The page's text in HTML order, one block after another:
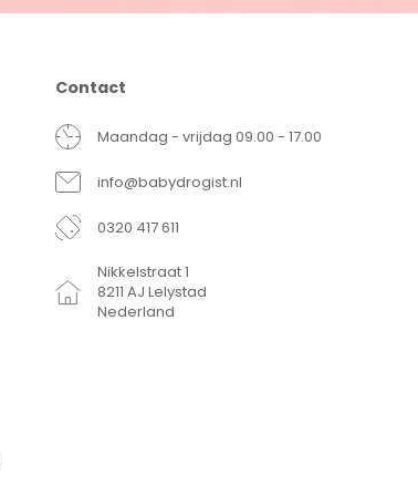
Contact
Maandag - vrijdag 09.00 - 17.00
info@babydrogist.nl
0320 417 611
Nikkelstraat 1
8211 AJ Lelystad
Nederland